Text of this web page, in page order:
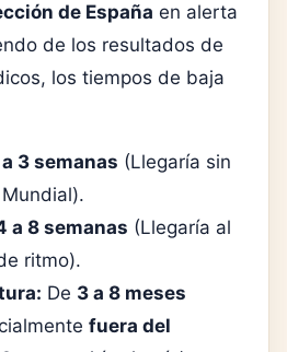
de España en alerta
de los resultados de
los tiempos de baja
a 3 semanas (Llegaría sin
a 8 semanas (Llegaría al
ritmo).
De 3 a 8 meses
fuera del